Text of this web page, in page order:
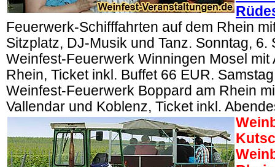
Feuerwerk-Schifffahrten auf dem Rhein
Sitzplatz, DJ-Musik und Tanz. Sonntag, 6.
Weinfest-Feuerwerk Winningen Mosel mit
Rhein, Ticket inkl. Buffet 66 EUR.
Weinfest-Feuerwerk Boppard am Rhein
Vallendar und Koblenz, Ticket inkl.